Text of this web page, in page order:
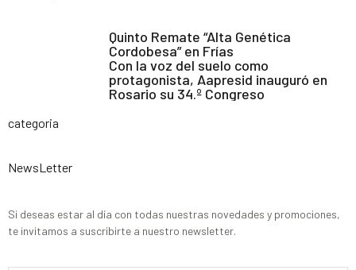
Quinto Remate “Alta Genética
Cordobesa” en Frías
Con la voz del suelo como
protagonista, Aapresid inauguró en
Rosario su 34.º Congreso
categoria
NewsLetter
Si deseas estar al día con todas nuestras novedades y promociones,
te invitamos a suscribirte a nuestro newsletter.